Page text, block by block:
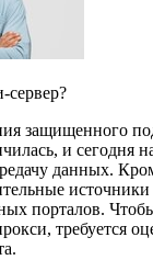
защищенного
и сегодня
данных.
порталов.
требуется